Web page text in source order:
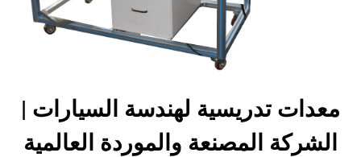
معدات تدريسية لهندسة السيارات |
الشركة المصنعة والموردة العالمية